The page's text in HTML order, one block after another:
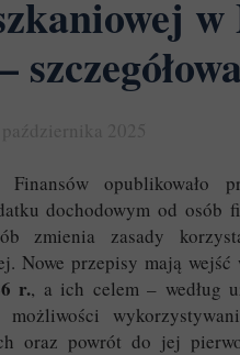
Finansów opublikowało
dochodowym od osób
zmienia zasady
Nowe przepisy mają
r., a ich celem – według
możliwości
oraz powrót do jej